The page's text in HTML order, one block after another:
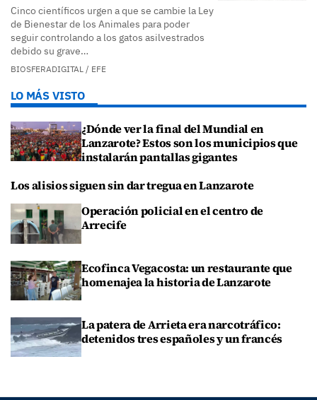
Cinco científicos urgen a que se cambie la Ley
de Bienestar de los Animales para poder
seguir controlando a los gatos asilvestrados
debido su grave…
BIOSFERADIGITAL / EFE
LO MÁS VISTO
¿Dónde ver la final del Mundial en
Lanzarote? Estos son los municipios que
instalarán pantallas gigantes
Los alisios siguen sin dar tregua en Lanzarote
Operación policial en el centro de
Arrecife
Ecofinca Vegacosta: un restaurante que
homenajea la historia de Lanzarote
La patera de Arrieta era narcotráfico:
detenidos tres españoles y un francés